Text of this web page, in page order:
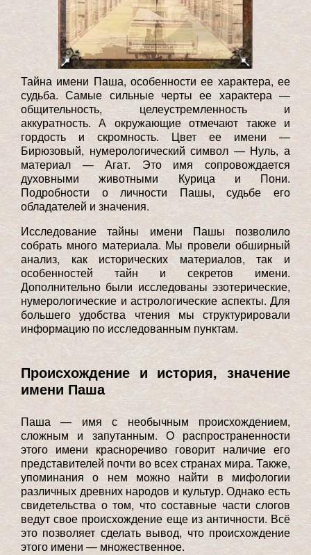
Тайна имени Паша, особенности ее характера, ее
судьба. Самые сильные черты ее характера —
общительность, целеустремленность и
аккуратность. А окружающие отмечают также и
гордость и скромность. Цвет ее имени —
Бирюзовый, нумерологический символ — Нуль, а
материал — Агат. Это имя сопровождается
духовными животными Курица и Пони.
Подробности о личности Пашы, судьбе его
обладателей и значения.
Исследование тайны имени Пашы позволило
собрать много материала. Мы провели обширный
анализ, как исторических материалов, так и
особенностей тайн и секретов имени.
Дополнительно были исследованы эзотерические,
нумерологические и астрологические аспекты. Для
большего удобства чтения мы структурировали
информацию по исследованным пунктам.
Происхождение и история, значение
имени Паша
Паша — имя с необычным происхождением,
сложным и запутанным. О распространенности
этого имени красноречиво говорит наличие его
представителей почти во всех странах мира. Также,
упоминания о нем можно найти в мифологии
различных древних народов и культур. Однако есть
свидетельства о том, что составные части слогов
ведут свое происхождение еще из античности. Всё
это позволяет сделать вывод, что происхождение
этого имени — множественное.